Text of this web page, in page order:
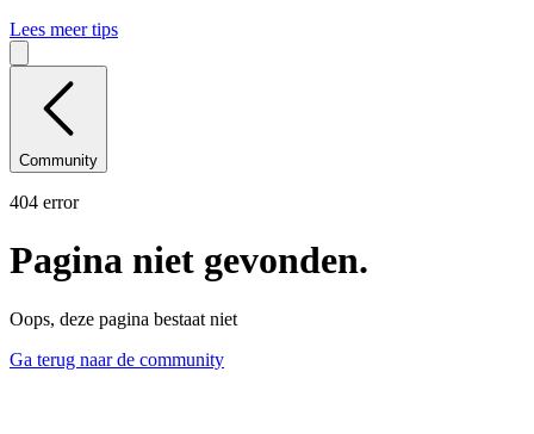
Lees meer tips
Community
404 error
Pagina niet gevonden.
Oops, deze pagina bestaat niet
Ga terug naar de community